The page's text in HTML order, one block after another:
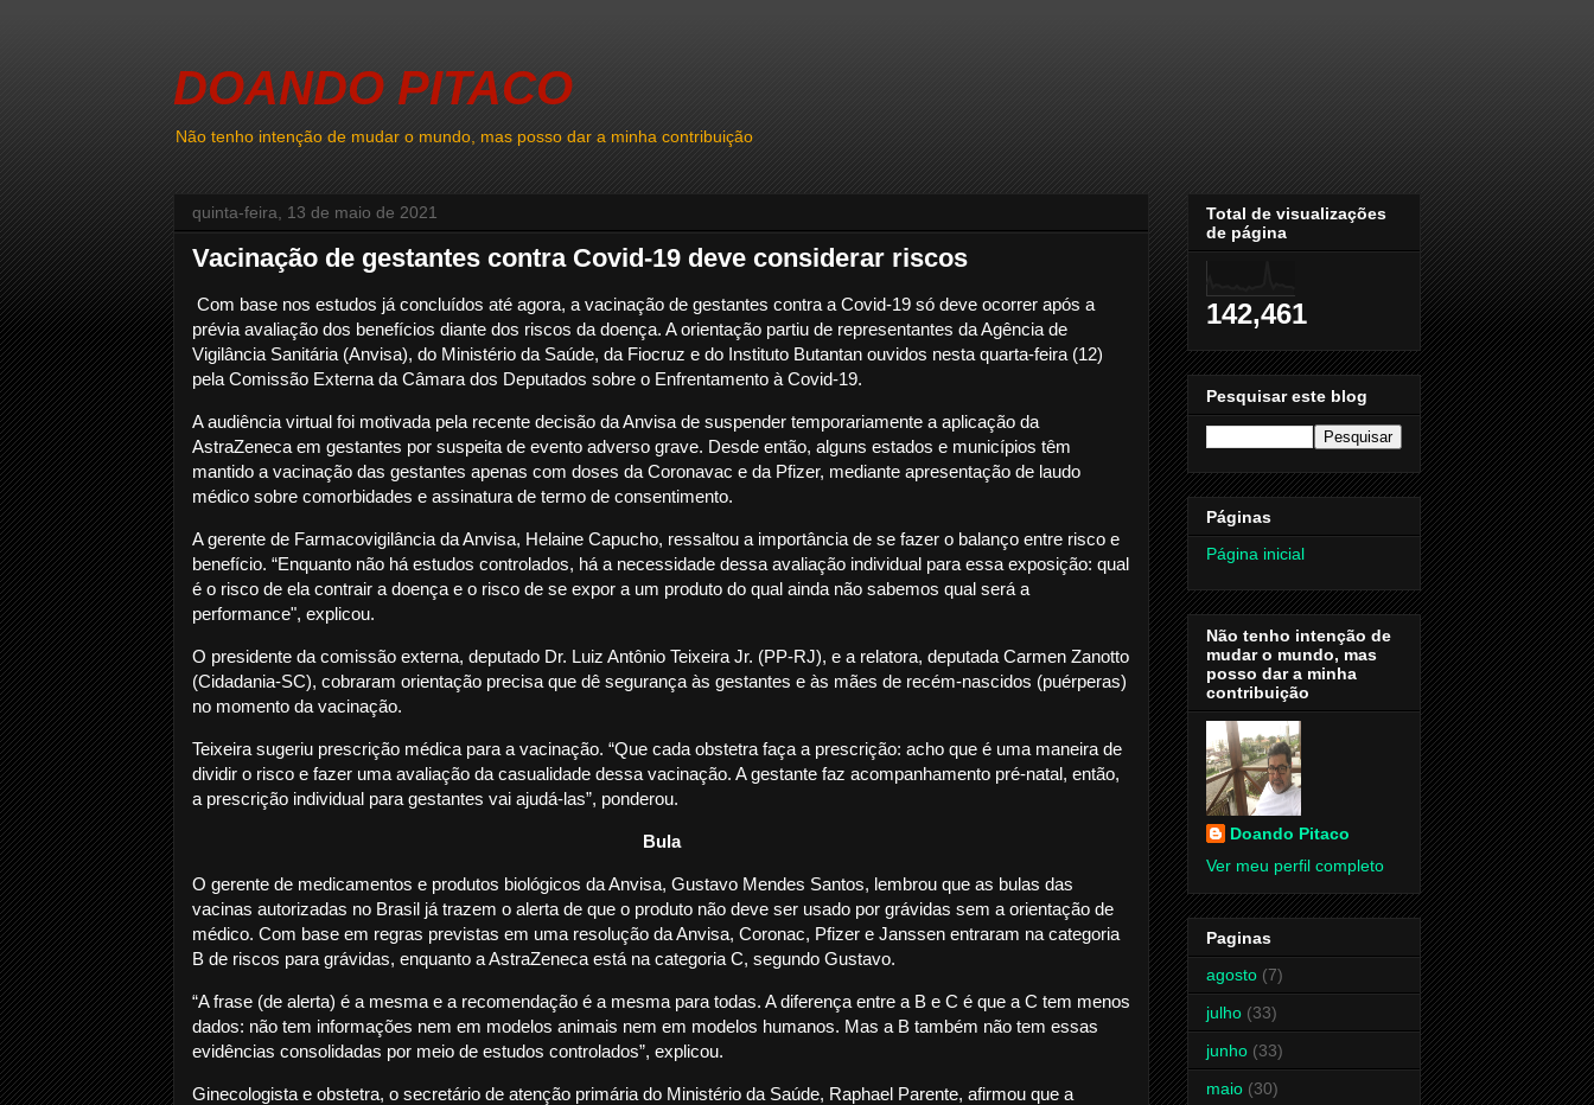
DOANDO PITACO
Não tenho intenção de mudar o mundo, mas posso dar a minha contribuição
quinta-feira, 13 de maio de 2021
Vacinação de gestantes contra Covid-19 deve considerar riscos
Com base nos estudos já concluídos até agora, a vacinação de gestantes contra a Covid-19 só deve ocorrer após a
prévia avaliação dos benefícios diante dos riscos da doença. A orientação partiu de representantes da Agência de
Vigilância Sanitária (Anvisa), do Ministério da Saúde, da Fiocruz e do Instituto Butantan ouvidos nesta quarta-feira (12)
pela Comissão Externa da Câmara dos Deputados sobre o Enfrentamento à Covid-19.
A audiência virtual foi motivada pela recente decisão da Anvisa de suspender temporariamente a aplicação da
AstraZeneca em gestantes por suspeita de evento adverso grave. Desde então, alguns estados e municípios têm
mantido a vacinação das gestantes apenas com doses da Coronavac e da Pfizer, mediante apresentação de laudo
médico sobre comorbidades e assinatura de termo de consentimento.
A gerente de Farmacovigilância da Anvisa, Helaine Capucho, ressaltou a importância de se fazer o balanço entre risco e
benefício. “Enquanto não há estudos controlados, há a necessidade dessa avaliação individual para essa exposição: qual
é o risco de ela contrair a doença e o risco de se expor a um produto do qual ainda não sabemos qual será a
performance", explicou.
O presidente da comissão externa, deputado Dr. Luiz Antônio Teixeira Jr. (PP-RJ), e a relatora, deputada Carmen Zanotto
(Cidadania-SC), cobraram orientação precisa que dê segurança às gestantes e às mães de recém-nascidos (puérperas)
no momento da vacinação.
Teixeira sugeriu prescrição médica para a vacinação. “Que cada obstetra faça a prescrição: acho que é uma maneira de
dividir o risco e fazer uma avaliação da casualidade dessa vacinação. A gestante faz acompanhamento pré-natal, então,
a prescrição individual para gestantes vai ajudá-las”, ponderou.
Bula
O gerente de medicamentos e produtos biológicos da Anvisa, Gustavo Mendes Santos, lembrou que as bulas das
vacinas autorizadas no Brasil já trazem o alerta de que o produto não deve ser usado por grávidas sem a orientação de
médico. Com base em regras previstas em uma resolução da Anvisa, Coronac, Pfizer e Janssen entraram na categoria
B de riscos para grávidas, enquanto a AstraZeneca está na categoria C, segundo Gustavo.
“A frase (de alerta) é a mesma e a recomendação é a mesma para todas. A diferença entre a B e C é que a C tem menos
dados: não tem informações nem em modelos animais nem em modelos humanos. Mas a B também não tem essas
evidências consolidadas por meio de estudos controlados”, explicou.
Ginecologista e obstetra, o secretário de atenção primária do Ministério da Saúde, Raphael Parente, afirmou que a
Total de visualizações
de página
142,461
Pesquisar este blog
Páginas
Página inicial
Não tenho intenção de
mudar o mundo, mas
posso dar a minha
contribuição
Doando Pitaco
Ver meu perfil completo
Paginas
agosto (7)
julho (33)
junho (33)
maio (30)